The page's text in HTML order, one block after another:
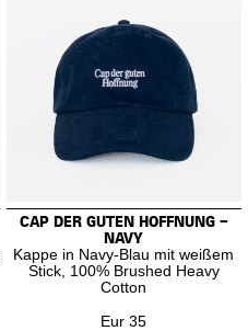
CAP DER GUTEN HOFFNUNG –
NAVY
Kappe in Navy-Blau mit weißem
Stick, 100% Brushed Heavy
Cotton
Eur 35